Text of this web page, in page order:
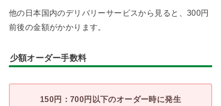
他の日本国内のデリバリーサービスから見ると、300円
前後の金額がかかります。
少額オーダー手数料
150円：700円以下のオーダー時に発生